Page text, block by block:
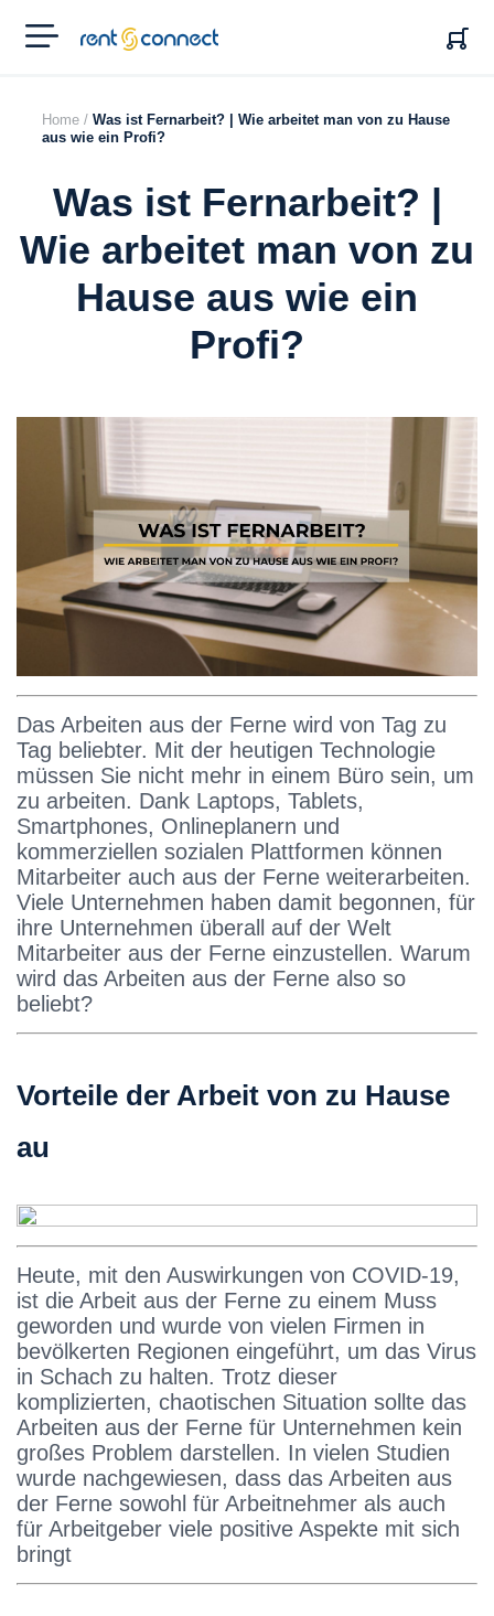
RENT'N
CONNECT
Home / Was ist Fernarbeit? | Wie arbeitet man von zu Hause
aus wie ein Profi?
Was ist Fernarbeit? |
Wie arbeitet man von zu
Hause aus wie ein
Profi?
Das Arbeiten aus der Ferne wird von Tag zu
Tag beliebter. Mit der heutigen Technologie
müssen Sie nicht mehr in einem Büro sein, um
zu arbeiten. Dank Laptops, Tablets,
Smartphones, Onlineplanern und
kommerziellen sozialen Plattformen können
Mitarbeiter auch aus der Ferne weiterarbeiten.
Viele Unternehmen haben damit begonnen, für
ihre Unternehmen überall auf der Welt
Mitarbeiter aus der Ferne einzustellen. Warum
wird das Arbeiten aus der Ferne also so
beliebt?
Vorteile der Arbeit von zu Hause
au
Heute, mit den Auswirkungen von COVID-19,
ist die Arbeit aus der Ferne zu einem Muss
geworden und wurde von vielen Firmen in
bevölkerten Regionen eingeführt, um das Virus
in Schach zu halten. Trotz dieser
komplizierten, chaotischen Situation sollte das
Arbeiten aus der Ferne für Unternehmen kein
großes Problem darstellen. In vielen Studien
wurde nachgewiesen, dass das Arbeiten aus
der Ferne sowohl für Arbeitnehmer als auch
für Arbeitgeber viele positive Aspekte mit sich
bringt